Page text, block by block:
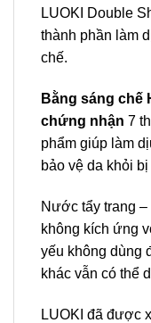
LUOKI Double
thành phần làm
chế.
Bằng sáng chế
chứng nhận 7
phẩm giúp làm
bảo vệ da khỏi
Nước tẩy trang
không kích ứng
yếu không dùng
khác vẫn có thể
LUOKI đã được